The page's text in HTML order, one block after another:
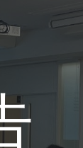
to navigation